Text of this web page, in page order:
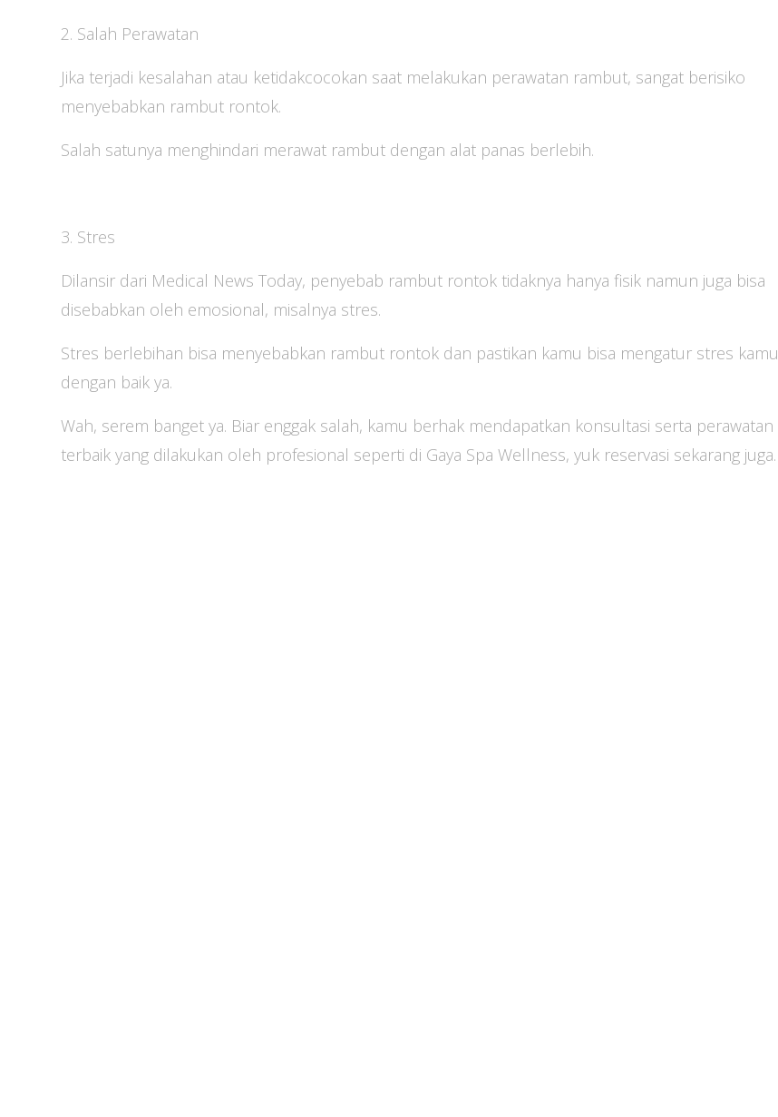
2. Salah Perawatan
Jika terjadi kesalahan atau ketidakcocokan saat melakukan perawatan rambut, sangat berisiko
menyebabkan rambut rontok.
Salah satunya menghindari merawat rambut dengan alat panas berlebih.
3. Stres
Dilansir dari Medical News Today, penyebab rambut rontok tidaknya hanya fisik namun juga bisa
disebabkan oleh emosional, misalnya stres.
Stres berlebihan bisa menyebabkan rambut rontok dan pastikan kamu bisa mengatur stres kamu
dengan baik ya.
Wah, serem banget ya. Biar enggak salah, kamu berhak mendapatkan konsultasi serta perawatan
terbaik yang dilakukan oleh profesional seperti di Gaya Spa Wellness, yuk reservasi sekarang juga.